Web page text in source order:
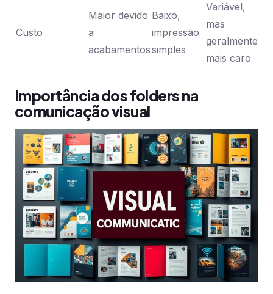
Custo
Maior devido
a
acabamentos
Baixo,
impressão
simples
Variável,
mas
geralmente
mais caro
Importância dos folders na
comunicação visual